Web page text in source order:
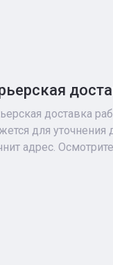
доставка
для
адрес.